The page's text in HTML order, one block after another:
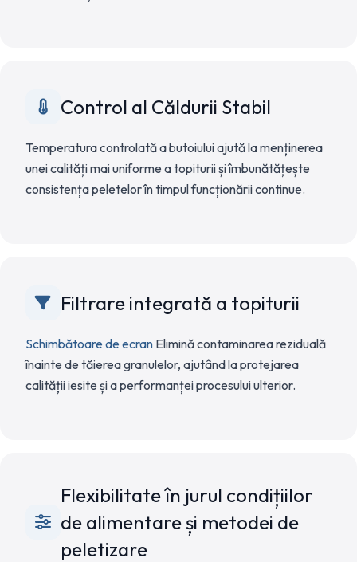
Control al Căldurii Stabil
Temperatura controlată a butoiului ajută la menținerea
unei calități mai uniforme a topiturii și îmbunătățește
consistența peletelor în timpul funcționării continue.
Filtrare integrată a topiturii
Schimbătoare de ecran Elimină contaminarea reziduală
înainte de tăierea granulelor, ajutând la protejarea
calității iesite și a performanței procesului ulterior.
Flexibilitate în jurul condițiilor
de alimentare și metodei de
peletizare